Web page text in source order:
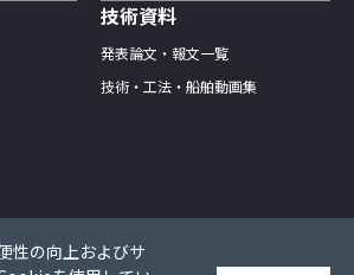
技術資料
発表論文・報文一覧
技術・工法・船舶動画集
性の向上およびサ